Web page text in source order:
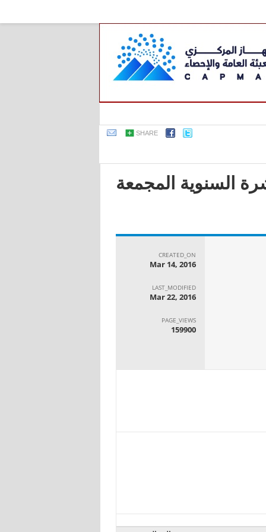
SHARE
- بحث القوى العاملة لعام 2014, النشرة السنوية المجمعة
CREATED_ON
Mar 14, 2016
LAST_MODIFIED
Mar 22, 2016
PAGE_VIEWS
159900